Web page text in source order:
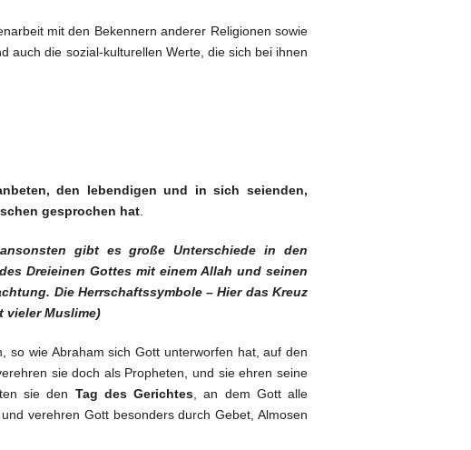
mit den Bekennern anderer Religionen sowie
auch die sozial-kulturellen Werte, die sich bei ihnen
den lebendigen und in sich seienden,
gesprochen hat
gibt es große Unterschiede in den
Dreieinen Gottes mit einem Allah und seinen
Die Herrschaftssymbole – Hier das Kreuz
vieler Muslime)
so wie Abraham sich Gott unterworfen hat, auf den
sie doch als Propheten, und sie ehren seine
sie den Tag des Gerichtes , an dem Gott alle
und verehren Gott besonders durch Gebet, Almosen